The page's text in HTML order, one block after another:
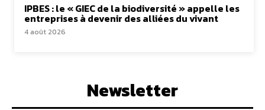
IPBES : le « GIEC de la biodiversité » appelle les
entreprises à devenir des alliées du vivant
4 août 2026
Newsletter